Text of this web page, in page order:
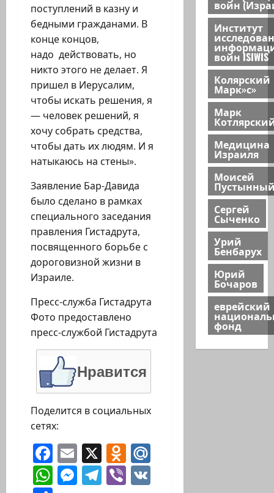
поступлений в казну и
бедными гражданами. В
конце концов,
надо действовать, но
никто этого не делает. Я
пришел в Иерусалим,
чтобы искать решения, я
— человек решений, я
хочу собрать средства,
чтобы дать их людям. И я
натыкаюсь на стены».
Заявление Бар-Давида
было сделано в рамках
специального заседания
правления Гистадрута,
посвященного борьбе с
дороговизной жизни в
Израиле.
Пресс-служба Гистадрута
Фото предоставлено
пресс-службой Гистадрута
Нравится
Поделится в социальных
сетях:
Facebook
Email
X Odnoklassniki
WhatsApp
Messenger
Telegram
Viber
войн
Институт
войн ISIWIS
Колярский
Марк»с»
Марк
Медицина
Израиля
Моисей
Сергей
Сыченко
Урий
Бенбарух
Юрий
Бочаров
еврейский
фонд